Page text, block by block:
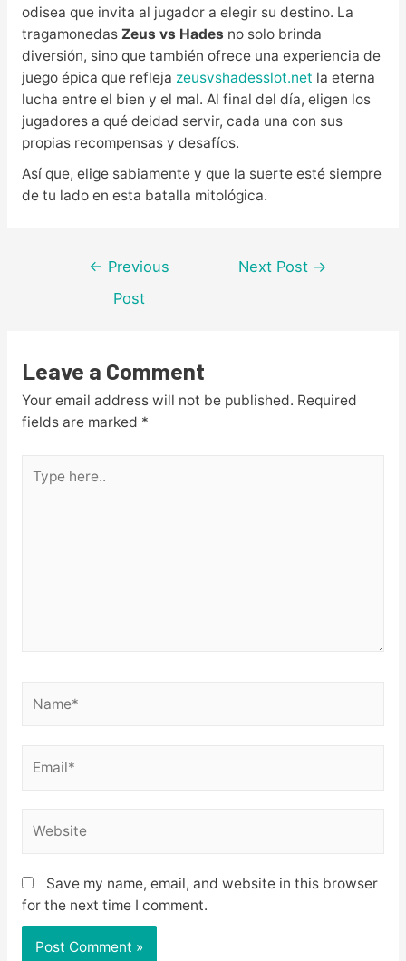
odisea que invita al jugador a elegir su destino. La
tragamonedas Zeus vs Hades no solo brinda
diversión, sino que también ofrece una experiencia de
juego épica que refleja zeusvshadesslot.net la eterna
lucha entre el bien y el mal. Al final del día, eligen los
jugadores a qué deidad servir, cada una con sus
propias recompensas y desafíos.
Así que, elige sabiamente y que la suerte esté siempre
de tu lado en esta batalla mitológica.
Post
navigation
← Previous
Post
Next Post →
Leave a Comment
Your email address will not be published. Required
fields are marked *
here..
Save my name, email, and website in this browser
for the next time I comment.